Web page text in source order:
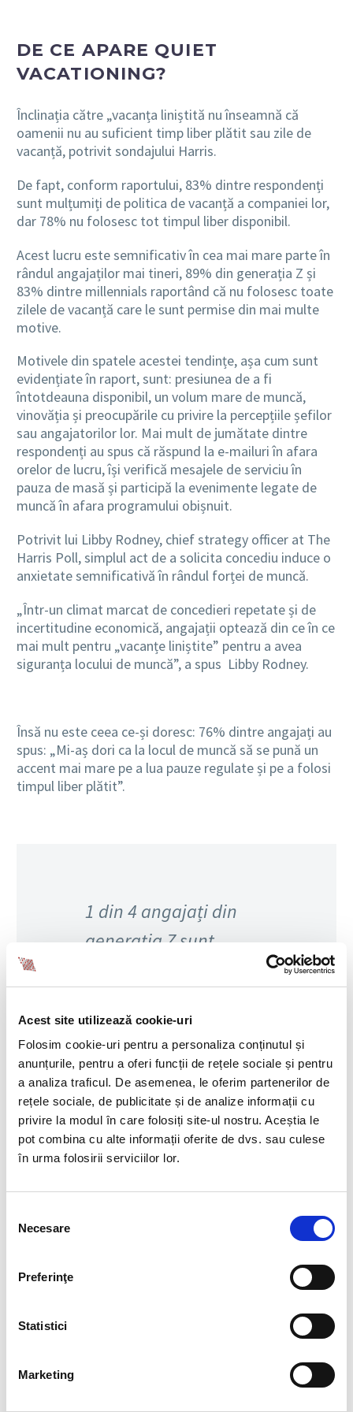
Acest site utilizează cookie-uri
Folosim cookie-uri pentru a personaliza conținutul și
anunțurile, pentru a oferi funcții de rețele sociale și pentru
a analiza traficul. De asemenea, le oferim partenerilor de
rețele sociale, de publicitate și de analize informații cu
privire la modul în care folosiți site-ul nostru. Aceștia le
pot combina cu alte informații oferite de dvs. sau culese
în urma folosirii serviciilor lor.
consimțământului
Necesare
Preferinţe
Statistici
Marketing
DE CE APARE QUIET
VACATIONING?
Înclinația către „vacanța liniștită nu înseamnă că
oamenii nu au suficient timp liber plătit sau zile de
vacanță, potrivit sondajului Harris.
De fapt, conform raportului, 83% dintre respondenți
sunt mulțumiți de politica de vacanță a companiei lor,
dar 78% nu folosesc tot timpul liber disponibil.
Acest lucru este semnificativ în cea mai mare parte în
rândul angajaților mai tineri, 89% din generația Z și
83% dintre millennials raportând că nu folosesc toate
zilele de vacanță care le sunt permise din mai multe
motive.
Motivele din spatele acestei tendințe, așa cum sunt
evidențiate în raport, sunt: presiunea de a fi
întotdeauna disponibil, un volum mare de muncă,
vinovăția și preocupările cu privire la percepțiile șefilor
sau angajatorilor lor. Mai mult de jumătate dintre
respondenți au spus că răspund la e-mailuri în afara
orelor de lucru, își verifică mesajele de serviciu în
pauza de masă și participă la evenimente legate de
muncă în afara programului obișnuit.
Potrivit lui Libby Rodney, chief strategy officer at The
Harris Poll,simplul act de a solicita concediu induce o
anxietate semnificativă în rândul forței de muncă.
„Într-un climat marcat de concedieri repetate și de
incertitudine economică, angajații optează din ce în ce
mai mult pentru „vacanțe liniștite” pentru a avea
siguranța locului de muncă”, a spus Libby Rodney.
Însă nu este ceea ce-și doresc: 76% dintre angajați au
spus: „Mi-aș dori ca la locul de muncă să se pună un
accent mai mare pe a lua pauze regulate și pe a folosi
timpul liber plătit”.
1 din 4 angajați din
generația Z sunt
considerare să renunțe
la locul de muncă,
arată studiul Harris
Poll.
POATE FUNCȚIONA „QUIET
liniștite”, este posibil ca această abordare să nu le
ofere beneficiile sperate. „Aceste „călătorii în liniște”
Rhodes, VP of HR Services la isolvedhcm.com. „Fără
să se deconecteze cu adevărat de la locul de muncă și